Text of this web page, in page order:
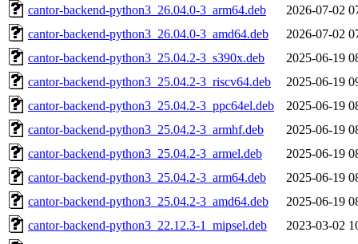
cantor-backend-python3_26.04.0-3_arm64.deb
2026-07-02
cantor-backend-python3_26.04.0-3_amd64.deb
2026-07-02
cantor-backend-python3_25.04.2-3_s390x.deb
2025-06-19
cantor-backend-python3_25.04.2-3_riscv64.deb
2025-06-19
cantor-backend-python3_25.04.2-3_ppc64el.deb
2025-06-19
cantor-backend-python3_25.04.2-3_armhf.deb
2025-06-19
cantor-backend-python3_25.04.2-3_armel.deb
2025-06-19
cantor-backend-python3_25.04.2-3_arm64.deb
2025-06-19
cantor-backend-python3_25.04.2-3_amd64.deb
2025-06-19
cantor-backend-python3_22.12.3-1_mipsel.deb
2023-03-02